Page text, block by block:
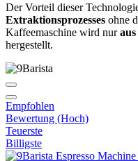
Der Vorteil dieser
Extraktionsprozesses ohne
Kaffeemaschine wird nur
hergestellt.
Empfohlen
Bewertung (Hoch)
Teuerste
Billigste